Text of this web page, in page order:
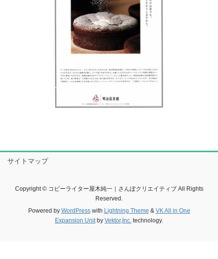
サイトマップ
Copyright © コピーライター屋木純一｜さんぽクリエイティブ All Rights
Reserved.
Powered by WordPresswith Lightning Theme & VK All in One
Expansion Unitby Vektor,Inc. technology.